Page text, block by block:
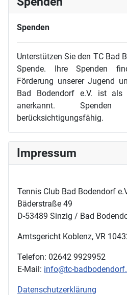
Spenden
Unterstützen Sie den TC Bad
Spende. Ihre Spenden
Förderung unserer Jugend
Bad Bodendorf e.V. ist als
anerkannt.
berücksichtigungsfähig.
Impressum
Tennis Club Bad Bodendorf
Bäderstraße 49
D-53489 Sinzig / Bad
Amtsgericht Koblenz, VR
Telefon: 02642 9929952
E-Mail: info@tc-
Datenschutzerklärung